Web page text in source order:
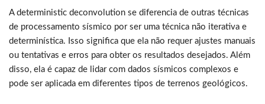
A deterministic deconvolution se diferencia de outras técnicas
de processamento sísmico por ser uma técnica não iterativa e
determinística. Isso significa que ela não requer ajustes manuais
ou tentativas e erros para obter os resultados desejados. Além
disso, ela é capaz de lidar com dados sísmicos complexos e
pode ser aplicada em diferentes tipos de terrenos geológicos.